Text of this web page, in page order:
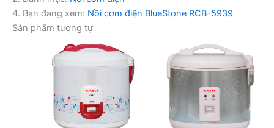
4. Bạn đang xem: Nồi cơm điện BlueStone RCB-5939
Sản phẩm tương tự